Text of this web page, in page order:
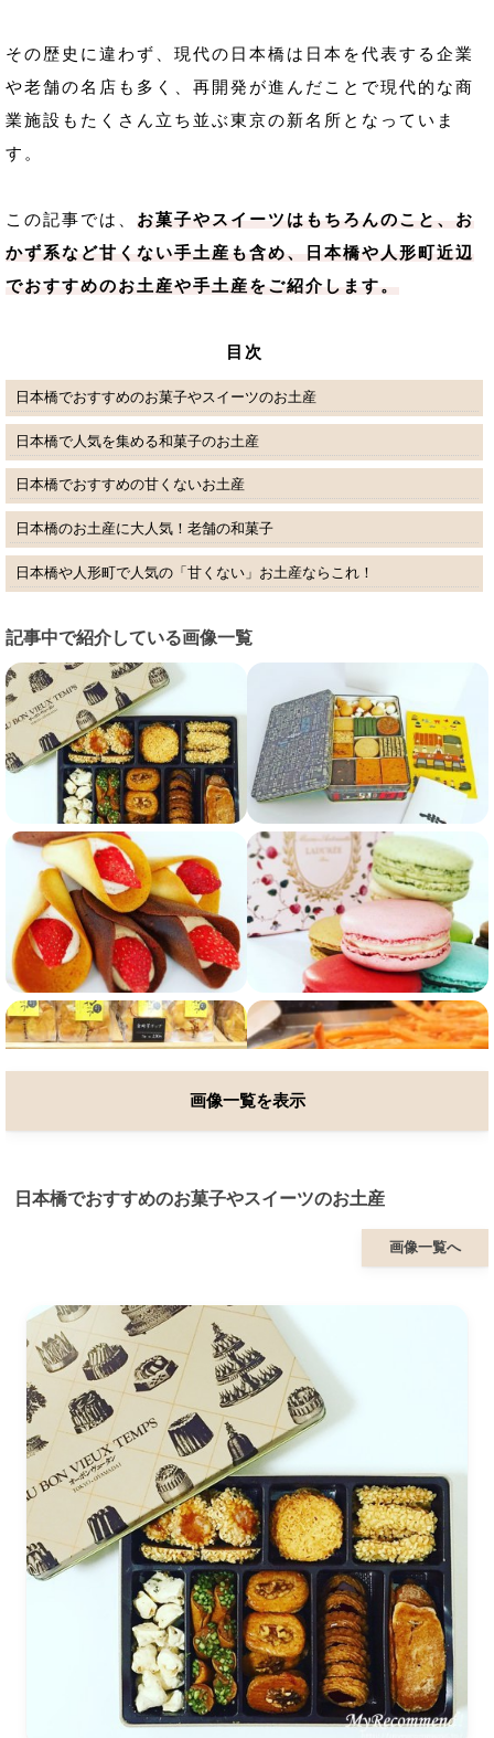
その歴史に違わず、現代の日本橋は日本を代表する企業
や老舗の名店も多く、再開発が進んだことで現代的な商
業施設もたくさん立ち並ぶ東京の新名所となっていま
す。
この記事では、 お菓子やスイーツはもちろんのこと、お
かず系など甘くない手土産も含め、日本橋や人形町近辺
でおすすめのお土産や手土産をご紹介します。
目次
日本橋でおすすめのお菓子やスイーツのお土産
日本橋で人気を集める和菓子のお土産
日本橋でおすすめの甘くないお土産
日本橋のお土産に大人気！老舗の和菓子
日本橋や人形町で人気の「甘くない」お土産ならこれ！
記事中で紹介している画像一覧
画像一覧を表示
日本橋でおすすめのお菓子やスイーツのお土産
画像一覧へ